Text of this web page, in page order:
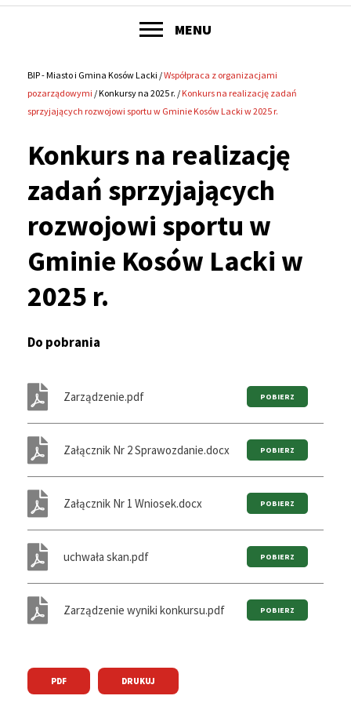
menu
serwisu
POKAŻ
MENU
Ścieżka
nawigacyjna
BIP - Miasto i Gmina Kosów Lacki Współpraca z organizacjami
pozarządowymi Konkursy na 2025 r.
Konkurs na realizację zadań
sprzyjających rozwojowi sportu w Gminie Kosów Lacki w 2025 r.
Konkurs na realizację
zadań sprzyjających
rozwojowi sportu w
Gminie Kosów Lacki w
2025 r.
Do pobrania
Zarządzenie.pdf
Załącznik Nr 2 Sprawozdanie.docx
Załącznik Nr 1 Wniosek.docx
uchwała skan.pdf
Zarządzenie wyniki konkursu.pdf
PDF DRUKUJ